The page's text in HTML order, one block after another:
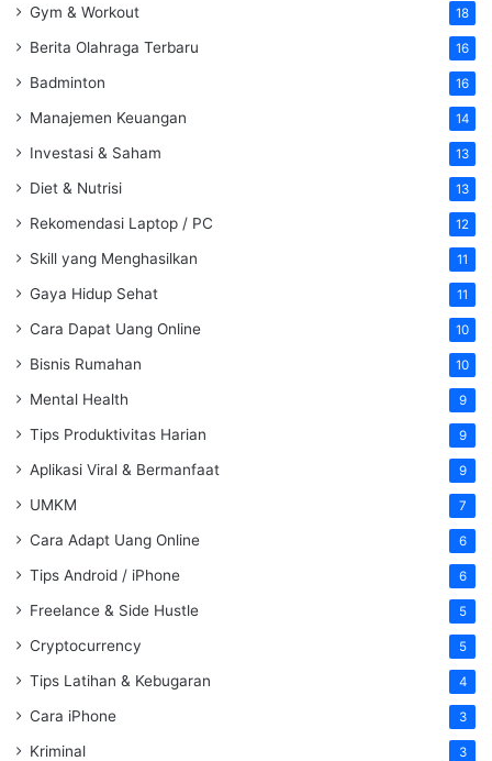
Gym & Workout 18
Berita Olahraga Terbaru 16
Badminton 16
Manajemen Keuangan 14
Investasi & Saham 13
Diet & Nutrisi 13
Rekomendasi Laptop / PC 12
Skill yang Menghasilkan 11
Gaya Hidup Sehat 11
Cara Dapat Uang Online 10
Bisnis Rumahan 10
Mental Health 9
Tips Produktivitas Harian 9
Aplikasi Viral & Bermanfaat 9
UMKM 7
Cara Adapt Uang Online 6
Tips Android / iPhone 6
Freelance & Side Hustle 5
Cryptocurrency 5
Tips Latihan & Kebugaran 4
Cara iPhone 3
Kriminal 3